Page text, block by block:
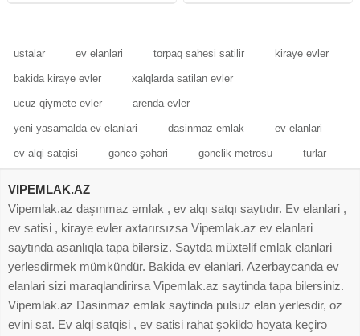
ustalar ev elanlari torpaq sahesi satilir kiraye evler
bakida kiraye evler xalqlarda satilan evler
ucuz qiymete evler arenda evler
yeni yasamalda ev elanlari dasinmaz emlak ev elanlari
ev alqi satqisi gəncə şəhəri gənclik metrosu turlar
VIPEMLAK.AZ
Vipemlak.az daşınmaz əmlak , ev alqı satqı saytıdır. Ev elanlari ,
ev satisi , kiraye evler axtarırsızsa Vipemlak.az ev elanlari
saytında asanlıqla tapa bilərsiz. Saytda müxtəlif emlak elanlari
yerlesdirmek mümkündür. Bakida ev elanlari, Azerbaycanda ev
elanlari sizi maraqlandirirsa Vipemlak.az saytinda tapa bilersiniz.
Vipemlak.az Dasinmaz emlak saytinda pulsuz elan yerlesdir, oz
evini sat. Ev alqi satqisi , ev satisi rahat şəkildə həyata keçirə